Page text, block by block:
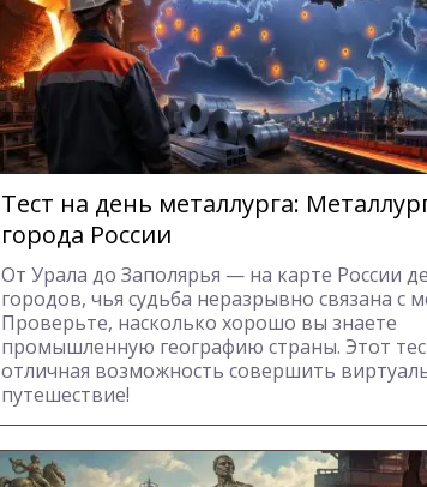
Тест на день металлурга:
города России
От Урала до Заполярья — на карте России
городов, чья судьба неразрывно связана с
Проверьте, насколько хорошо вы знаете
промышленную географию страны. Этот
отличная возможность совершить
путешествие!